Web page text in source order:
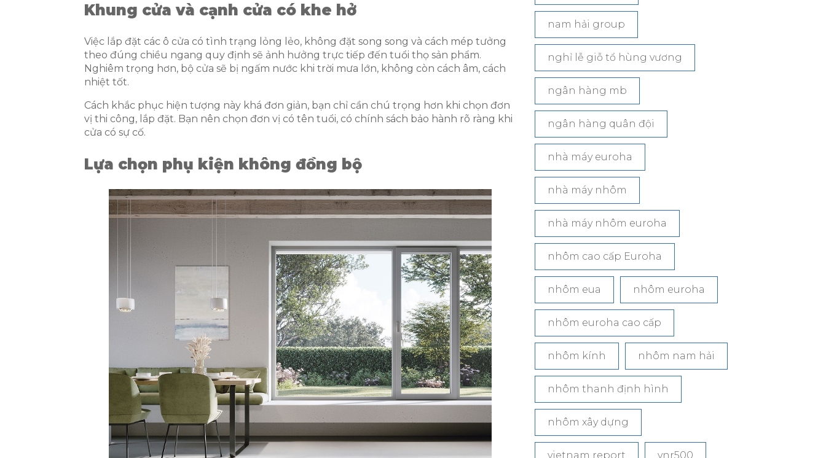
Khung cửa và cạnh cửa có khe hở
Việc lắp đặt các ô cửa có tình trạng lỏng lẻo, không đặt song song và cách mép tưởng
theo đúng chiều ngang quy định sẽ ảnh hưởng trực tiếp đến tuổi thọ sản phẩm.
Nghiêm trọng hơn, bộ cửa sẽ bị ngấm nước khi trời mưa lớn, không còn cách âm, cách
nhiệt tốt.
Cách khắc phục hiện tượng này khá đơn giản, bạn chỉ cần chú trọng hơn khi chọn đơn
vị thi công, lắp đặt. Bạn nên chọn đơn vị có tên tuổi, có chính sách bảo hành rõ ràng khi
cửa có sự cố.
Lựa chọn phụ kiện không đồng bộ
nam hải group
nghỉ lễ giỗ tổ hùng vương
ngân hàng mb
ngân hàng quân đội
nhà máy euroha
nhà máy nhôm
nhà máy nhôm euroha
nhôm cao cấp Euroha
nhôm eua nhôm euroha
nhôm euroha cao cấp
nhôm kính nhôm nam hải
nhôm thanh định hình
nhôm xây dựng
vietnam report vnr500